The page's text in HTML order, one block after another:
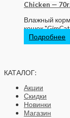
Chicken —
Влажный
кошек
Подробнее
КАТАЛОГ:
Акции
Скидки
Новинки
Магазин